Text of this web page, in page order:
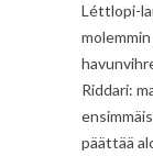
Léttlopi-
Riddari:
päättää